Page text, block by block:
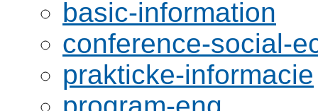
basic-information
conference-social-
prakticke-informacie